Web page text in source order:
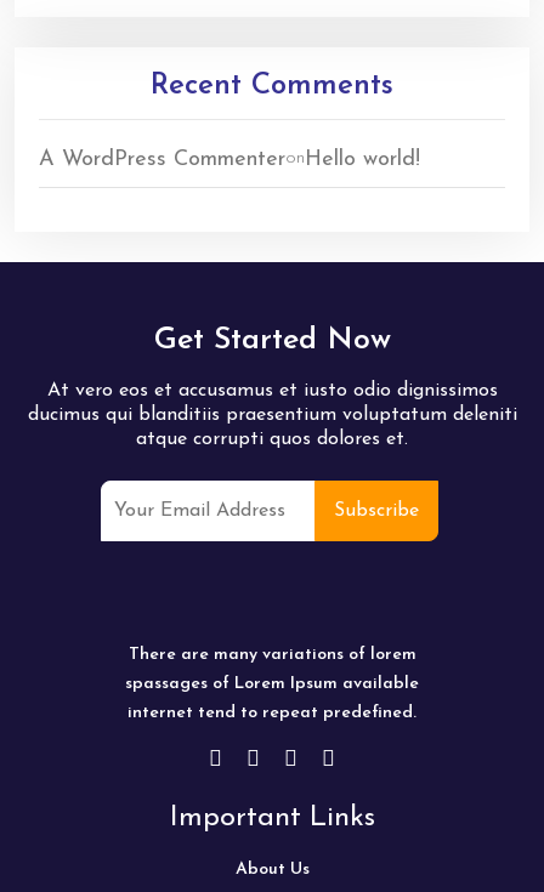
Recent Comments
A WordPress Commenteron Hello world!
Get Started Now
At vero eos et accusamus et iusto odio dignissimos
ducimus qui blanditiis praesentium voluptatum deleniti
atque corrupti quos dolores et.
There are many variations of lorem
spassages of Lorem Ipsum available
internet tend to repeat predefined.
Important Links
About Us